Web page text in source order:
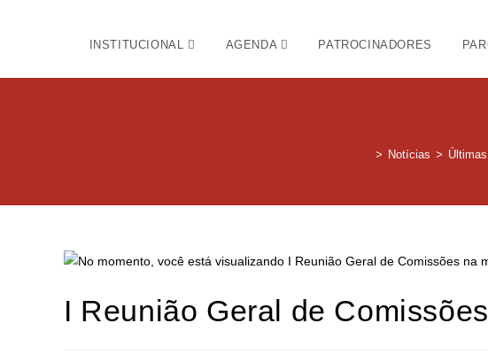
INSTITUCIONAL AGENDA PATROCINADORES
> Notícias >
I Reunião Geral de